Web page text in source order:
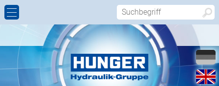
HYDRAULIKZYLINDER
KOLBENSTANGENBESCHICHTUNG
WALTER HUNGER GMBH & CO. KG,
HYDRAULIKZYLINDERWERK
HUNGER HYDRAULIK WELTWEIT-SERVICE
FIRMENPROFIL
GESCHICHTE
KONTAKT
KONTAKTFORMULAR